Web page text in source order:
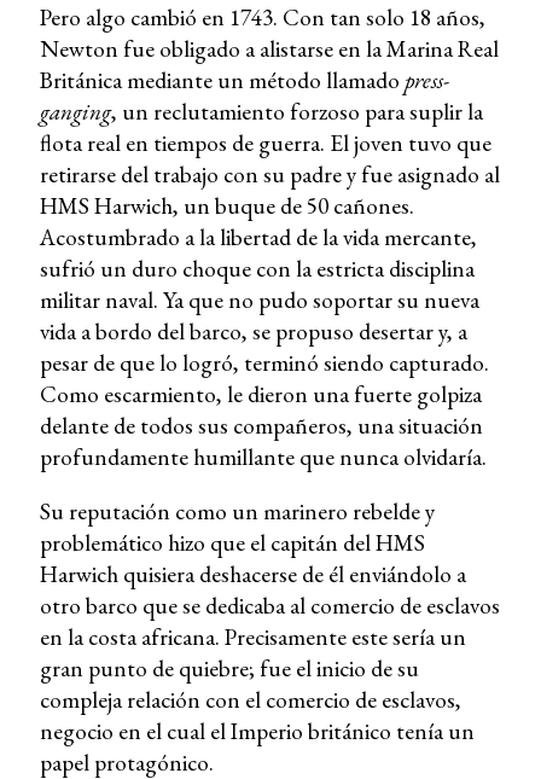
Pero algo cambió en 1743. Con tan solo 18 años,
Newton fue obligado a alistarse en la Marina Real
Británica mediante un método llamado press-
ganging, un reclutamiento forzoso para suplir la
flota real en tiempos de guerra. El joven tuvo que
retirarse del trabajo con su padre y fue asignado al
HMS Harwich, un buque de 50 cañones.
Acostumbrado a la libertad de la vida mercante,
sufrió un duro choque con la estricta disciplina
militar naval. Ya que no pudo soportar su nueva
vida a bordo del barco, se propuso desertar y, a
pesar de que lo logró, terminó siendo capturado.
Como escarmiento, le dieron una fuerte golpiza
delante de todos sus compañeros, una situación
profundamente humillante que nunca olvidaría.
Su reputación como un marinero rebelde y
problemático hizo que el capitán del HMS
Harwich quisiera deshacerse de él enviándolo a
otro barco que se dedicaba al comercio de esclavos
en la costa africana. Precisamente este sería un
gran punto de quiebre; fue el inicio de su
compleja relación con el comercio de esclavos,
negocio en el cual el Imperio británico tenía un
papel protagónico.